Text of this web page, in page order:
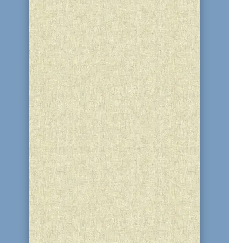
Одним из основателей хасидизма в
центральной Польше был великий
праведник рабби Леви-Ицхак бен
Меир из Бердичева (1740? –1810 гг.) –
хасидский цаддик и раввин, один из
наиболее выдающихся
представителей хасидизма конца XVIII
– начала XIX вв. Этот замечательный...